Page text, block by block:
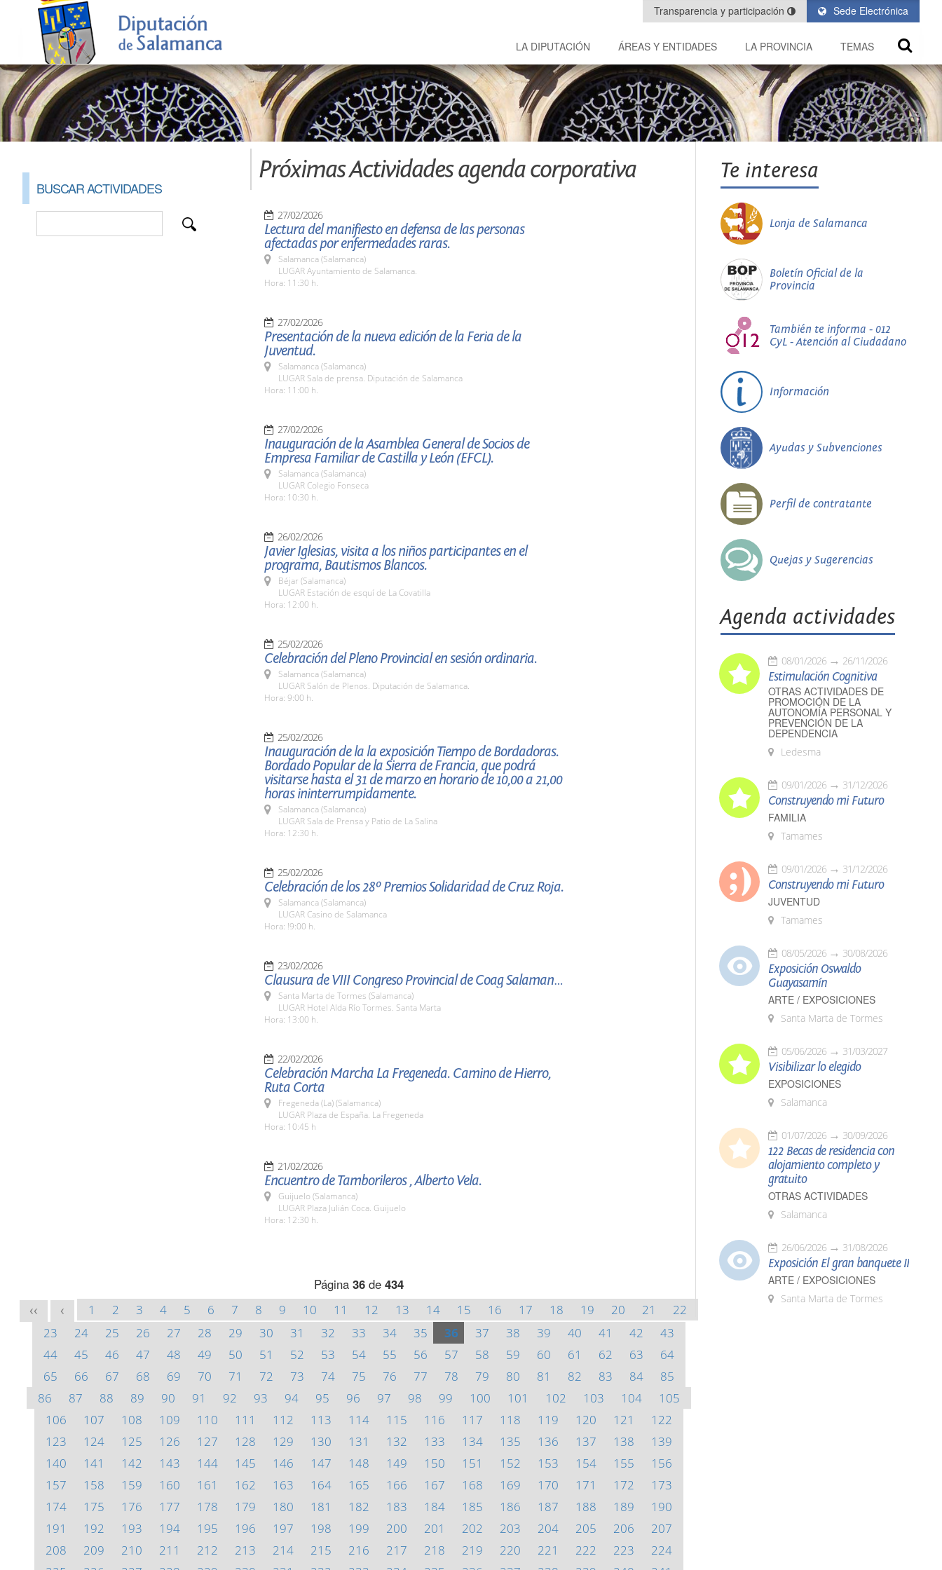
Sede Electrónica
Transparencia y participación
LA DIPUTACIÓN ÁREAS Y ENTIDADES LA PROVINCIA TEMAS
BUSCAR ACTIVIDADES
Próximas Actividades agenda corporativa
27/02/2026
Lectura del manifiesto en defensa de las personas
afectadas por enfermedades raras.
Salamanca (Salamanca)
LUGAR Ayuntamiento de Salamanca.
Hora: 11:30 h.
27/02/2026
Presentación de la nueva edición de la Feria de la
Juventud.
Salamanca (Salamanca)
LUGAR Sala de prensa. Diputación de Salamanca
Hora: 11:00 h.
27/02/2026
Inauguración de la Asamblea General de Socios de
Empresa Familiar de Castilla y León (EFCL).
Salamanca (Salamanca)
LUGAR Colegio Fonseca
Hora: 10:30 h.
26/02/2026
Javier Iglesias, visita a los niños participantes en el
programa, Bautismos Blancos.
Béjar (Salamanca)
LUGAR Estación de esquí de La Covatilla
Hora: 12:00 h.
25/02/2026
Celebración del Pleno Provincial en sesión ordinaria.
Salamanca (Salamanca)
LUGAR Salón de Plenos. Diputación de Salamanca.
Hora: 9:00 h.
25/02/2026
Inauguración de la la exposición Tiempo de Bordadoras.
Bordado Popular de la Sierra de Francia, que podrá
visitarse hasta el 31 de marzo en horario de 10,00 a 21,00
horas ininterrumpidamente.
Salamanca (Salamanca)
LUGAR Sala de Prensa y Patio de La Salina
Hora: 12:30 h.
25/02/2026
Celebración de los 28º Premios Solidaridad de Cruz Roja.
Salamanca (Salamanca)
LUGAR Casino de Salamanca
Hora: !9:00 h.
23/02/2026
Clausura de VIII Congreso Provincial de Coag Salamanca.
Santa Marta de Tormes (Salamanca)
LUGAR Hotel Alda Río Tormes. Santa Marta
Hora: 13:00 h.
22/02/2026
Celebración Marcha La Fregeneda. Camino de Hierro,
Ruta Corta
Fregeneda (La) (Salamanca)
LUGAR Plaza de España. La Fregeneda
Hora: 10:45 h
21/02/2026
Encuentro de Tamborileros , Alberto Vela.
Guijuelo (Salamanca)
LUGAR Plaza Julián Coca. Guijuelo
Hora: 12:30 h.
Página 36 de 434
<< < 1 2 3 4 5 6 7 8 9 10 11 12 13 14 15 16 17 18 19 20 21
22
23
24 25 26 27 28 29 30 31 32 33 34 35 36 37 38 39 40 41 42
43
44
45 46 47 48 49 50 51 52 53 54 55 56 57 58 59 60 61 62 63
64
65
66 67 68 69 70 71 72 73 74 75 76 77 78 79 80 81 82 83 84
85
86
87 88 89 90 91 92 93 94 95 96 97 98 99 100 101 102 103 104
105
106
107 108 109 110 111 112 113 114 115 116 117 118 119 120 121
122
123
124 125 126 127 128 129 130 131 132 133 134 135 136 137 138
139
140
141 142 143 144 145 146 147 148 149 150 151 152 153 154 155
156
157
158 159 160 161 162 163 164 165 166 167 168 169 170 171 172
173
174
175 176 177 178 179 180 181 182 183 184 185 186 187 188 189
190
191
192 193 194 195 196 197 198 199 200 201 202 203 204 205 206
207
208
209 210 211 212 213 214 215 216 217 218 219 220 221 222 223
224
Te interesa
Lonja de Salamanca
Boletín Oficial de la
Provincia
También te informa - 012
CyL - Atención al Ciudadano
Información
Ayudas y Subvenciones
Perfil de contratante
Quejas y Sugerencias
Agenda actividades
08/01/2026 26/11/2026
Estimulación Cognitiva
OTRAS ACTIVIDADES DE
PROMOCIÓN DE LA
AUTONOMÍA PERSONAL Y
PREVENCIÓN DE LA
DEPENDENCIA
Ledesma
09/01/2026 31/12/2026
Construyendo mi Futuro
FAMILIA
Tamames
09/01/2026 31/12/2026
Construyendo mi Futuro
JUVENTUD
Tamames
08/05/2026 30/08/2026
Exposición Oswaldo
Guayasamín
ARTE / EXPOSICIONES
Santa Marta de Tormes
05/06/2026 31/03/2027
Visibilizar lo elegido
EXPOSICIONES
Salamanca
01/07/2026 30/09/2026
122 Becas de residencia con
alojamiento completo y
gratuito
OTRAS ACTIVIDADES
Salamanca
26/06/2026 31/08/2026
Exposición El gran banquete II
ARTE / EXPOSICIONES
Santa Marta de Tormes